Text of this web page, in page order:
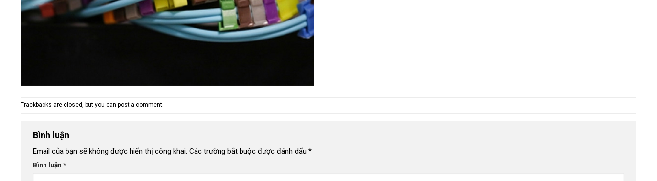
Trackbacks are closed, but you can post a comment
Bình luận
Email của bạn sẽ không được hiển thị công khai. Các trường bắt buộc được đánh dấu *
Bình luận *